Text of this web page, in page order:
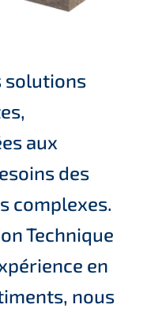
solutions
aux
des
complexes.
Technique
en
nous